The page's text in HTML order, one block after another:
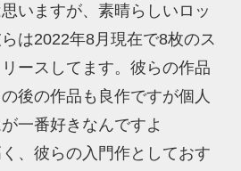
いますが、素晴らしいロッ
は2022年8月現在で8枚のス
ースしてます。彼らの作品
後の作品も良作ですが個人
一番好きなんですよ
、彼らの入門作としておす